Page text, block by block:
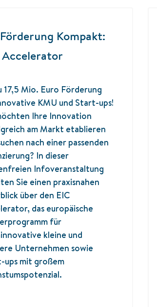
Kompakt:
Accelerator
17,5 Mio. Euro Förderung
KMU und Start-ups!
Ihre Innovation
am Markt etablieren
nach einer passenden
In dieser
Infoveranstaltung
Sie einen praxisnahen
über den EIC
das europäische
für
kleine und
Unternehmen sowie
ups mit großem